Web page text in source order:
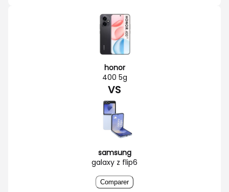
honor
400 5g
VS
samsung
galaxy z flip6
Comparer